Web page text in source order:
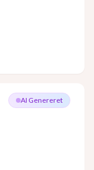
AI Genereret